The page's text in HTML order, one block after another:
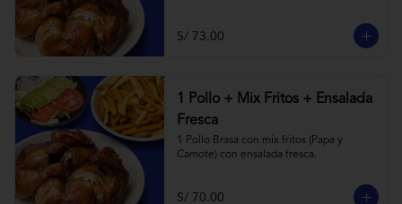
S/ 73.00
1 Pollo + Mix Fritos + Ensalada
Fresca
1 Pollo Brasa con mix fritos (Papa y
Camote) con ensalada fresca.
S/ 70.00